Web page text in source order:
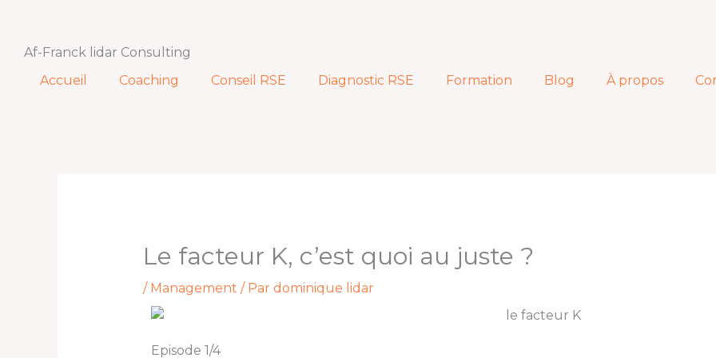
contenu
Af-Franck lidar Consulting
Accueil
Coaching Conseil RSE Diagnostic RSE Formation Blog À propos
Le facteur K, c’est quoi au juste ?
/ Management / Par dominique lidar
Episode 1/4